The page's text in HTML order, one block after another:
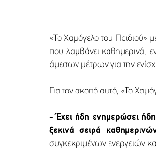
«Το Χαμόγελο του Παιδιού»
που λαμβάνει καθημερινά,
άμεσων μέτρων για την
Για τον σκοπό αυτό, «Το
-Έχει ήδη ενημερώσει
ξεκινά σειρά
συγκεκριμένων ενεργειών